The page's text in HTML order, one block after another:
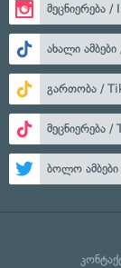
მეცნიერება
ახალი
გართობა /
მეცნიერება /
ბოლო